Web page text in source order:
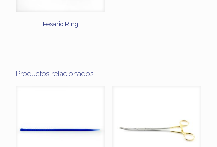
Pesario Ring
Productos relacionados